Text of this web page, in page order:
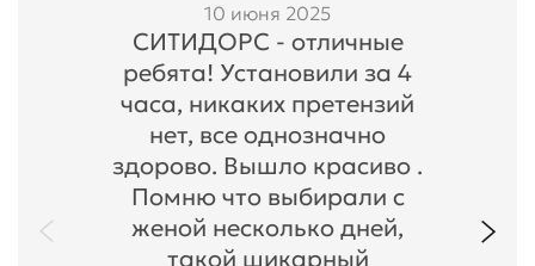
10 июня 2025
СИТИДОРС - отличные
ребята! Установили за 4
часа, никаких претензий
нет, все однозначно
здорово. Вышло красиво .
Помню что выбирали с
женой несколько дней,
такой шикарный